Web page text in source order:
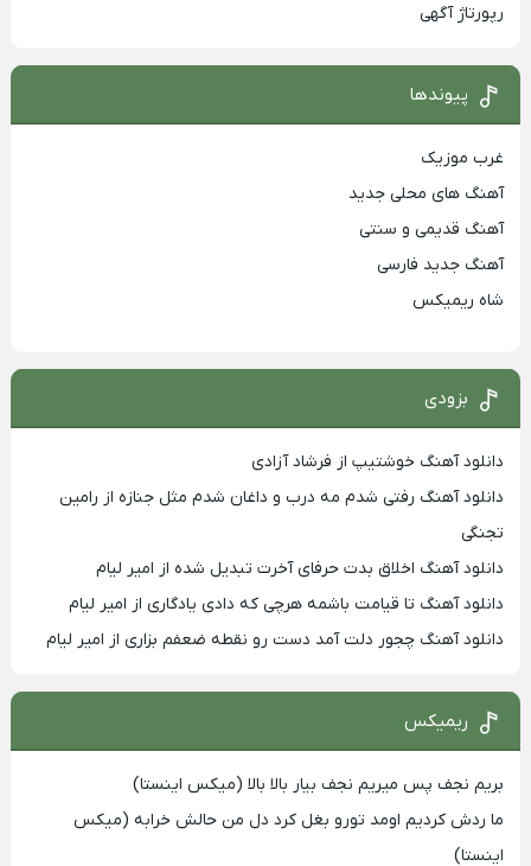
رپورتاژ آگهی
پیوندها
غرب موزیک
آهنگ های محلی جدید
آهنگ قدیمی و سنتی
آهنگ جدید فارسی
شاه ریمیکس
بزودی
دانلود آهنگ خوشتیپ از فرشاد آزادی
دانلود آهنگ رفتی شدم مه درب و داغان شدم مثل جنازه از رامین
تجنگی
دانلود آهنگ اخلاق بدت حرفای آخرت تبدیل شده از امیر لیام
دانلود آهنگ تا قیامت باشمه هرچی که دادی یادگاری از امیر لیام
دانلود آهنگ چجور دلت آمد دست رو نقطه ضعفم بزاری از امیر لیام
ریمیکس
بریم نجف پس میریم نجف بیار بالا بالا (میکس اینستا)
ما ردش کردیم اومد تورو بغل کرد دل من حالش خرابه (میکس
اینستا)